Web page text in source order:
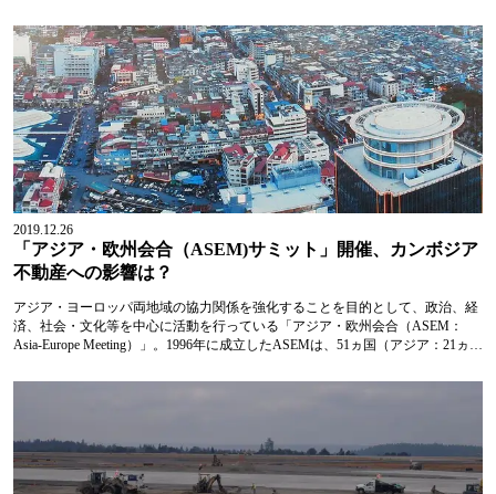
への投資先としての関心の高まりなどを受け、7.1%のGDP成長率を記録した。
（CBRE見積もり）昨年、カンボジアでは4,446件のプロジェクトで総額93億ド
ル（約1兆140億円）の投資が行われた。ベトナム・ホーチミン市で下りた建築
承認は3件のみであったのに対し、プノ...
2019.12.26
「アジア・欧州会合（ASEM)サミット」開催、カンボジア
不動産への影響は？
アジア・ヨーロッパ両地域の協力関係を強化することを目的として、政治、経
済、社会・文化等を中心に活動を行っている「アジア・欧州会合（ASEM：
Asia-Europe Meeting）」。1996年に成立したASEMは、51ヵ国（アジア：21ヵ
ASEMサミットは2年ごとに開催されており、次期サミットは2020年、カンボジ
覚ましい発展を...